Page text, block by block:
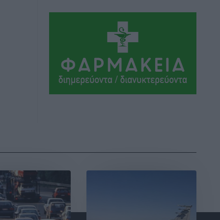
πριν 3 ώρες
Δήμος Ρόδου: Επήλθε συμβιβασμός με
την οικογένεια του θύματος του
σοκαριστικού θανατηφόρου τροχαίου
στο Radar Ατάβυρου
Απορρίφθηκε η προσωρινή διαταγή στη
μάχη των ταξί με τα «βανάκια» για την
υποκλοπή μεταφορικού έργου στη